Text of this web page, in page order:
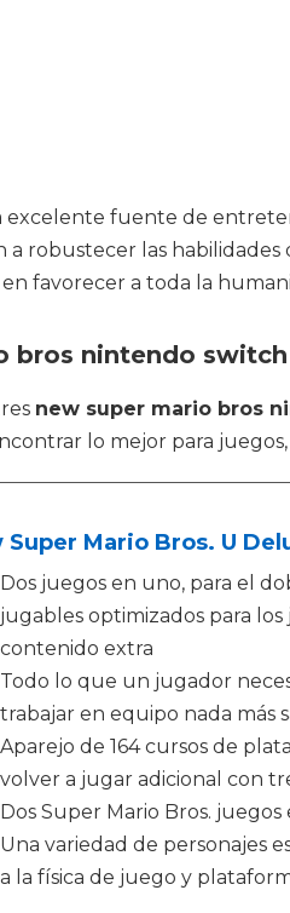
excelente fuente de
robustecer las
favorecer a toda la
bros nintendo switch
new super mario bros
lo mejor para
Super Mario Bros. U
Dos juegos en uno, para el
jugables optimizados para
contenido extra
Todo lo que un jugador
trabajar en equipo nada más
Aparejo de 164 cursos de
volver a jugar adicional con
Dos Super Mario Bros.
Una variedad de personajes
a la física de juego y